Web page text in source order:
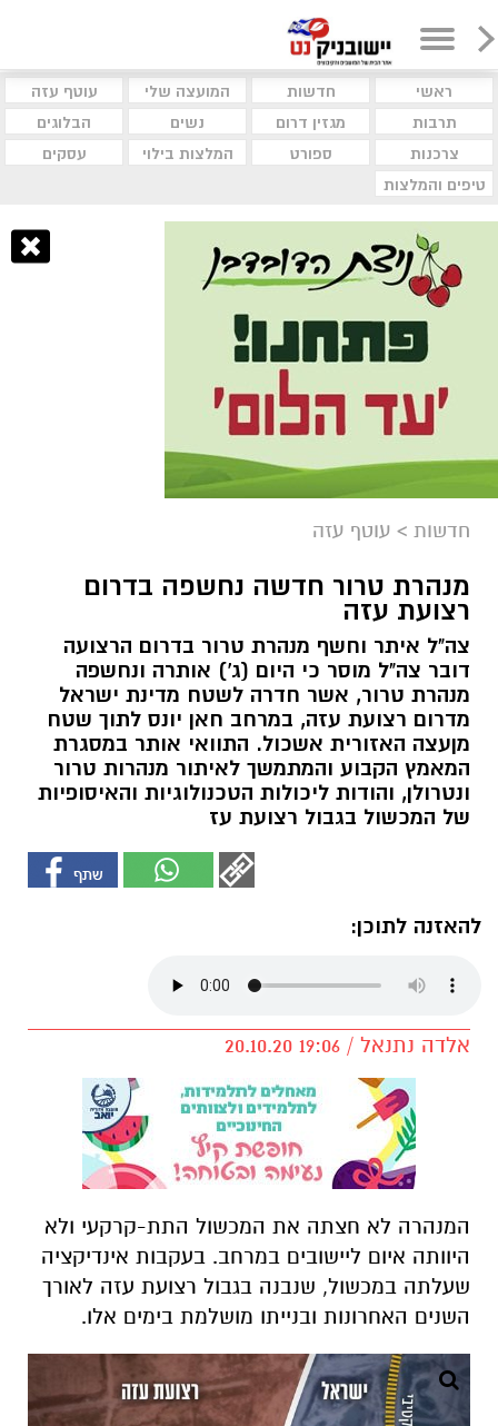
ראשי חדשות המועצה שלי
עוטף עזה
תרבות
מגזין דרום נשים
הבלוגים
צרכנות
ספורט המלצות בילוי
עסקים
טיפים והמלצות
חדשות > עוטף עזה
מנהרת טרור חדשה נחשפה בדרום
רצועת עזה
צה"ל איתר וחשף מנהרת טרור בדרום הרצועה
דובר צה"ל מוסר כי היום (ג') אותרה ונחשפה
מנהרת טרור, אשר חדרה לשטח מדינת ישראל
מדרום רצועת עזה, במרחב חאן יונס לתוך שטח
מןעצה האזורית אשכול. התוואי אותר במסגרת
המאמץ הקבוע והמתמשך לאיתור מנהרות טרור
ונטרולן, והודות ליכולות הטכנולוגיות והאיסופיות
של המכשול בגבול רצועת עז
להאזנה לתוכן:
אלדה נתנאל / 19:06 20.10.20
המנהרה לא חצתה את המכשול התת-קרקעי ולא
היוותה איום ליישובים במרחב. בעקבות אינדיקציה
שעלתה במכשול, שנבנה בגבול רצועת עזה לאורך
השנים האחרונות ובנייתו מושלמת בימים אלו.